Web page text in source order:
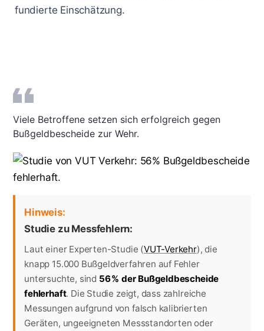
fundierte Einschätzung.
Viele Betroffene setzen sich erfolgreich gegen
Bußgeldbescheide zur Wehr.
Hinweis:
Studie zu Messfehlern:
Laut einer Experten-Studie (VUT-Verkehr), die
knapp 15.000 Bußgeldverfahren auf Fehler
untersuchte, sind 56 % der Bußgeldbescheide
fehlerhaft. Die Studie zeigt, dass zahlreiche
Messungen aufgrund von falsch kalibrierten
Geräten, ungeeigneten Messstandorten oder